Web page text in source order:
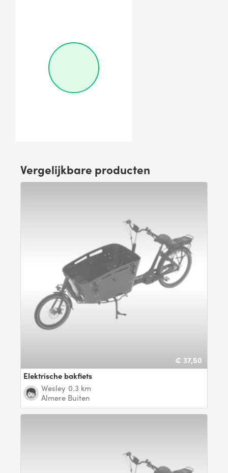
Vergelijkbare producten
€ 37,50
Elektrische bakfiets
Wesley 0.3 km
Almere Buiten